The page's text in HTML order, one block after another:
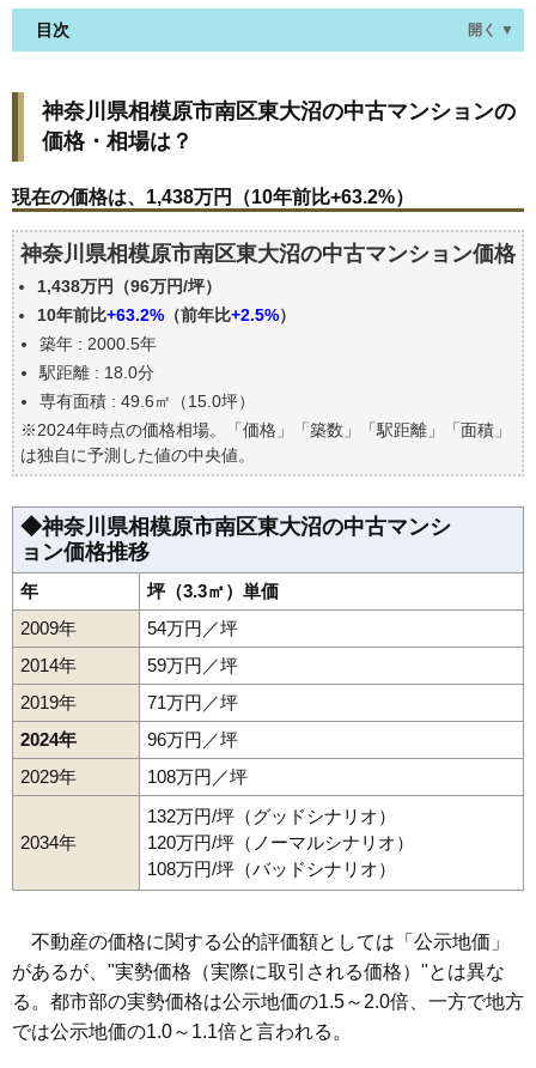
目次 開く ▼
格・相場は？
現在の価格は、1,438万円（10年前比+63.2%）
価格を詳細に分析しよう
築年数で価格はどうなる？
神奈川県相模原市南区東大沼の中古マンションの過
去の売買事例
公示地価はいくら
エリアの将来性を人口予想から検討しよう
自分の年収でいくらの不動産が買える？
神奈川県相模原市南区東大沼の中古マンションの
価格・相場は？
現在の価格は、1,438万円（10年前比+63.2%）
神奈川県相模原市南区東大沼の中古マンション価格
1,438万円（96万円/坪）
10年前比+63.2% （前年比+2.5%）
築年 : 2000.5年
駅距離 : 18.0分
専有面積 : 49.6㎡（15.0坪）
※2024年時点の価格相場。「価格」「築数」「駅距離」「面積」
は独自に予測した値の中央値。
◆神奈川県相模原市南区東大沼の中古マンシ
ョン価格推移
年
坪（3.3㎡）単価
2009年
54万円／坪
2014年
59万円／坪
2019年
71万円／坪
2024年
96万円／坪
2029年
108万円／坪
2034年
132万円/坪（グッドシナリオ）
120万円/坪（ノーマルシナリオ）
108万円/坪（バッドシナリオ）
不動産の価格に関する公的評価額としては「公示地価」
があるが、"実勢価格（実際に取引される価格）"とは異な
る。都市部の実勢価格は公示地価の1.5～2.0倍、一方で地方
では公示地価の1.0～1.1倍と言われる。